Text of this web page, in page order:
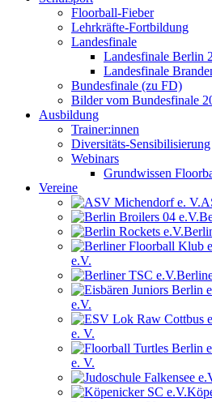
Floorball-Fieber
Lehrkräfte-Fortbildung
Landesfinale
Landesfinale Berlin
Landesfinale
Bundesfinale (zu FD)
Bilder vom Bundesfinale
Ausbildung
Trainer:innen
Diversitäts-Sensibilisierung
Webinars
Grundwissen
Vereine
e.V.
e.V.
e. V.
e. V.